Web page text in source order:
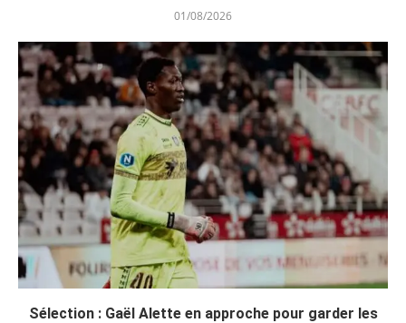
01/08/2026
Sélection : Gaël Alette en approche pour garder les